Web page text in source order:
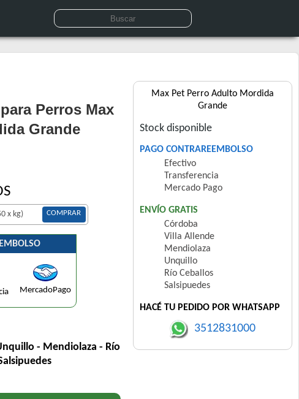
Perros Max
Grande
x kg) COMPRAR
MercadoPago
- Mendiolaza - Río
Max Pet Perro Adulto Mordida
Grande
Stock disponible
PAGO CONTRAREEMBOLSO
Efectivo
Transferencia
Mercado Pago
ENVÍO GRATIS
Córdoba
Villa Allende
Mendiolaza
Unquillo
Río Ceballos
Salsipuedes
HACÉ TU PEDIDO POR WHATSAPP
3512831000